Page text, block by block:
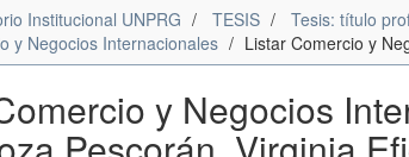
Institucional UNPRG TESIS Tesis: título
y Negocios Internacionales
Listar Comercio y
y Negocios